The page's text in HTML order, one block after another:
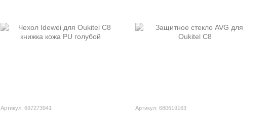
Артикул: 697273941 Артикул: 680619163